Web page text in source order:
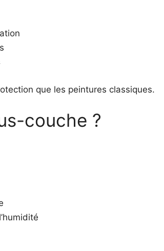
que les peintures classiques.
couche ?